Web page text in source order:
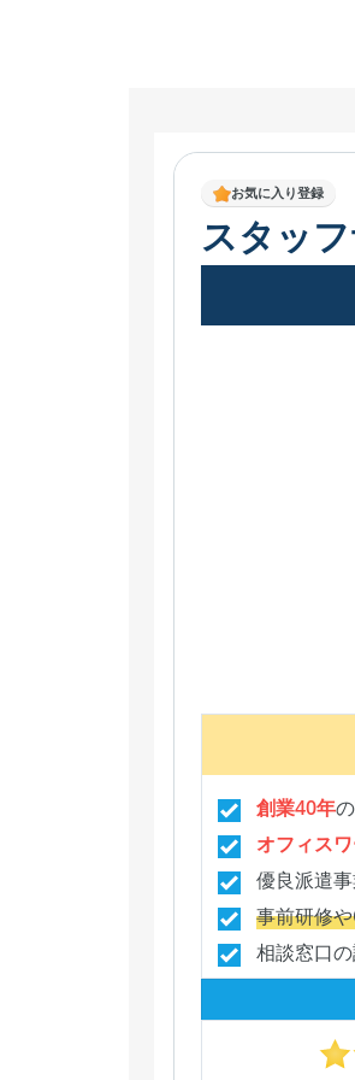
お気に入り登録
スタッ
創業40年
オフィス
優良派遣
事前研修
相談窓口